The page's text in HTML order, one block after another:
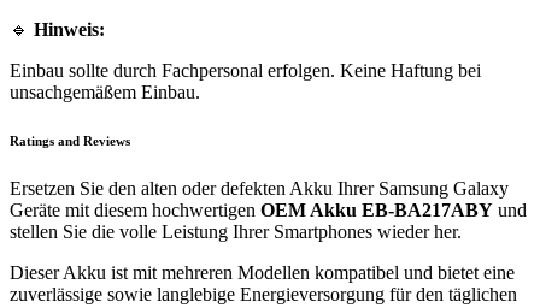
🔹 Hinweis:
Einbau sollte durch Fachpersonal erfolgen. Keine Haftung bei
unsachgemäßem Einbau.
Ratings and Reviews
Ersetzen Sie den alten oder defekten Akku Ihrer Samsung Galaxy
Geräte mit diesem hochwertigen OEM Akku EB-BA217ABY und
stellen Sie die volle Leistung Ihrer Smartphones wieder her.
Dieser Akku ist mit mehreren Modellen kompatibel und bietet eine
zuverlässige sowie langlebige Energieversorgung für den täglichen